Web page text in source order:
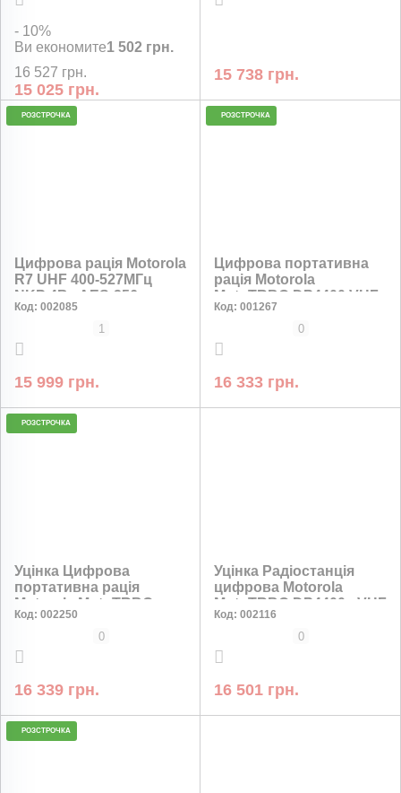
- 10%
Ви економите1 502 грн.
16 527 грн.
15 025 грн.
15 738 грн.
РОЗСТРОЧКА
Цифрова рація Motorola
R7 UHF 400-527МГц
NKP 4Вт AES-256
Код: 002085
1
15 999 грн.
РОЗСТРОЧКА
Цифрова портативна
рація Motorola
MotoTRBO DP4400 VHF
AES-256 Li-Ion 2450 мАг
Код: 001267
0
16 333 грн.
РОЗСТРОЧКА
Уцінка Цифрова
портативна рація
Motorola MotoTRBO
DP4400 VHF AES-256 Li-
Ion 2450 мАг брак на
корпусі
Код: 002250
0
16 339 грн.
Уцінка Радіостанція
цифрова Motorola
MotoTRBO DP4400e VHF
AES-256 шифрування
Код: 002116
0
16 501 грн.
РОЗСТРОЧКА